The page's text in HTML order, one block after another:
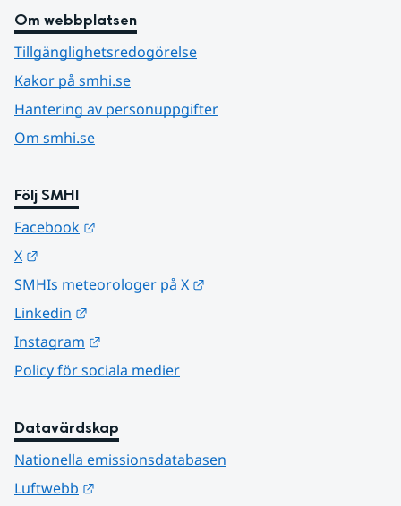
Om webbplatsen
Tillgänglighetsredogörelse
Kakor på smhi.se
Hantering av personuppgifter
Om smhi.se
Följ SMHI
Facebook
X
SMHIs meteorologer på X
Linkedin
Instagram
Policy för sociala medier
Datavärdskap
Nationella emissionsdatabasen
Luftwebb